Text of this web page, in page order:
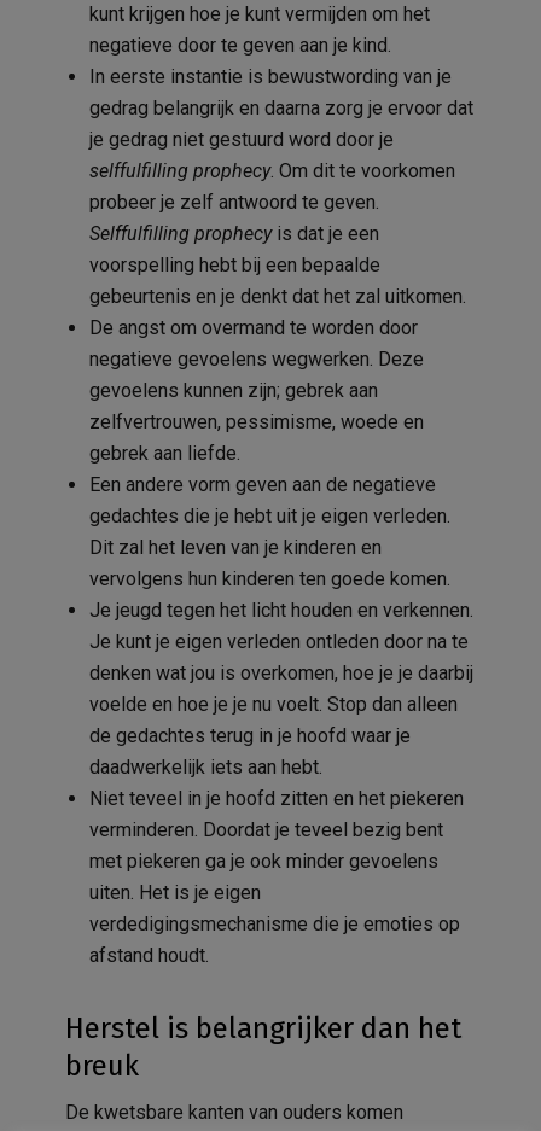
kunt krijgen hoe je kunt vermijden om het
negatieve door te geven aan je kind.
In eerste instantie is bewustwording van je
gedrag belangrijk en daarna zorg je ervoor dat
je gedrag niet gestuurd word door je
selffulfilling prophecy. Om dit te voorkomen
probeer je zelf antwoord te geven.
Selffulfilling prophecyis dat je een
voorspelling hebt bij een bepaalde
gebeurtenis en je denkt dat het zal uitkomen.
De angst om overmand te worden door
negatieve gevoelens wegwerken. Deze
gevoelens kunnen zijn; gebrek aan
zelfvertrouwen, pessimisme, woede en
gebrek aan liefde.
Een andere vorm geven aan de negatieve
gedachtes die je hebt uit je eigen verleden.
Dit zal het leven van je kinderen en
vervolgens hun kinderen ten goede komen.
Je jeugd tegen het licht houden en verkennen.
Je kunt je eigen verleden ontleden door na te
denken wat jou is overkomen, hoe je je daarbij
voelde en hoe je je nu voelt. Stop dan alleen
de gedachtes terug in je hoofd waar je
daadwerkelijk iets aan hebt.
Niet teveel in je hoofd zitten en het piekeren
verminderen. Doordat je teveel bezig bent
met piekeren ga je ook minder gevoelens
uiten. Het is je eigen
verdedigingsmechanisme die je emoties op
afstand houdt.
Herstel is belangrijker dan het
breuk
De kwetsbare kanten van ouders komen